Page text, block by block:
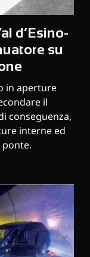
d’Esino-
su
in aperture
il
conseguenza,
interne ed